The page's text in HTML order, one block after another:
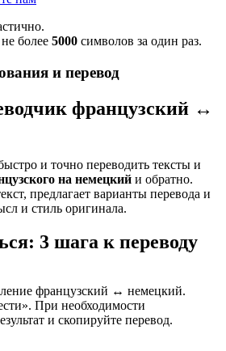
более 5000 символов за один раз.
и перевод
французский ↔
и точно переводить тексты и
на немецкий и обратно.
предлагает варианты перевода и
и стиль оригинала.
3 шага к переводу
французский ↔ немецкий.
При необходимости
и скопируйте перевод.